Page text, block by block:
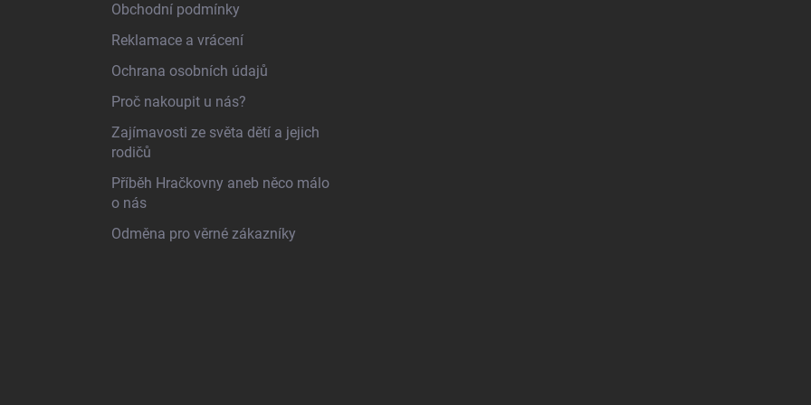
Obchodní podmínky
Reklamace a vrácení
Ochrana osobních údajů
Proč nakoupit u nás?
Zajímavosti ze světa dětí a jejich
rodičů
Příběh Hračkovny aneb něco málo
o nás
Odměna pro věrné zákazníky